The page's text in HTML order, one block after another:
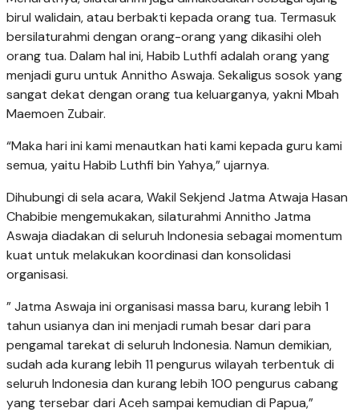
birul walidain, atau berbakti kepada orang tua. Termasuk
bersilaturahmi dengan orang-orang yang dikasihi oleh
orang tua. Dalam hal ini, Habib Luthfi adalah orang yang
menjadi guru untuk Annitho Aswaja. Sekaligus sosok yang
sangat dekat dengan orang tua keluarganya, yakni Mbah
Maemoen Zubair.
“Maka hari ini kami menautkan hati kami kepada guru kami
semua, yaitu Habib Luthfi bin Yahya,” ujarnya.
Dihubungi di sela acara, Wakil Sekjend Jatma Atwaja Hasan
Chabibie mengemukakan, silaturahmi Annitho Jatma
Aswaja diadakan di seluruh Indonesia sebagai momentum
kuat untuk melakukan koordinasi dan konsolidasi
organisasi.
” Jatma Aswaja ini organisasi massa baru, kurang lebih 1
tahun usianya dan ini menjadi rumah besar dari para
pengamal tarekat di seluruh Indonesia. Namun demikian,
sudah ada kurang lebih 11 pengurus wilayah terbentuk di
seluruh Indonesia dan kurang lebih 100 pengurus cabang
yang tersebar dari Aceh sampai kemudian di Papua,”